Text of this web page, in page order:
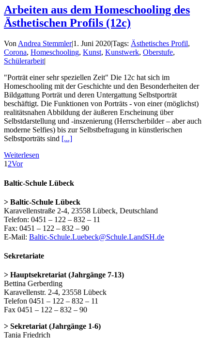
Arbeiten aus dem Homeschooling des
Ästhetischen Profils (12c)
Von Andrea Stemmler|1. Juni 2020|Tags: Ästhetisches Profil,
Corona, Homeschooling, Kunst, Kunstwerk, Oberstufe,
Schülerarbeit|
"Porträt einer sehr speziellen Zeit" Die 12c hat sich im
Homeschooling mit der Geschichte und den Besonderheiten der
Bildgattung Porträt und deren Untergattung Selbstporträt
beschäftigt. Die Funktionen von Porträts - von einer (möglichst)
realitätsnahen Abbildung der äußeren Erscheinung über
Selbstdarstellung und -inszenierung (Herrscherbilder – aber auch
moderne Selfies) bis zur Selbstbefragung in künstlerischen
Selbstporträts sind [...]
Weiterlesen
1 2Vor
Baltic-Schule Lübeck
> Baltic-Schule Lübeck
Karavellenstraße 2-4, 23558 Lübeck, Deutschland
Telefon: 0451 – 122 – 832 – 11
Fax: 0451 – 122 – 832 – 90
E-Mail: Baltic-Schule.Luebeck@Schule.LandSH.de
Sekretariate
> Hauptsekretariat (Jahrgänge 7-13)
Bettina Gerberding
Karavellenstr. 2-4, 23558 Lübeck
Telefon 0451 – 122 – 832 – 11
Fax 0451 – 122 – 832 – 90
> Sekretariat (Jahrgänge 1-6)
Tanja Friedrich